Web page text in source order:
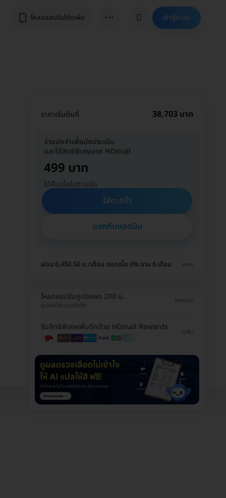
โหลดแอปรับโค้ดเพิ่ม ⋯ เข้าสู่ระบบ
ราคาเริ่มต้นที่ 38,703 บาท
จ่ายมัดจำเพื่อนัดประเมิน
และได้สิทธิพิเศษจาก HDmall
499 บาท
ได้คืนเมื่อไปตามนัด
ใส่ตะกร้า
แชทกับแอดมิน
ผ่อน 6,450.50 บ./เดือน ดอกเบี้ย 0% นาน 6 เดือน ขยาย
โหลดแอปรับคูปองลด 200 บ.
คูปองมีจำนวนจำกัด
โหลดเลย
รับสิทธิพิเศษเพิ่มอีกด้วย HDmall Rewards
ดูเพิ่ม